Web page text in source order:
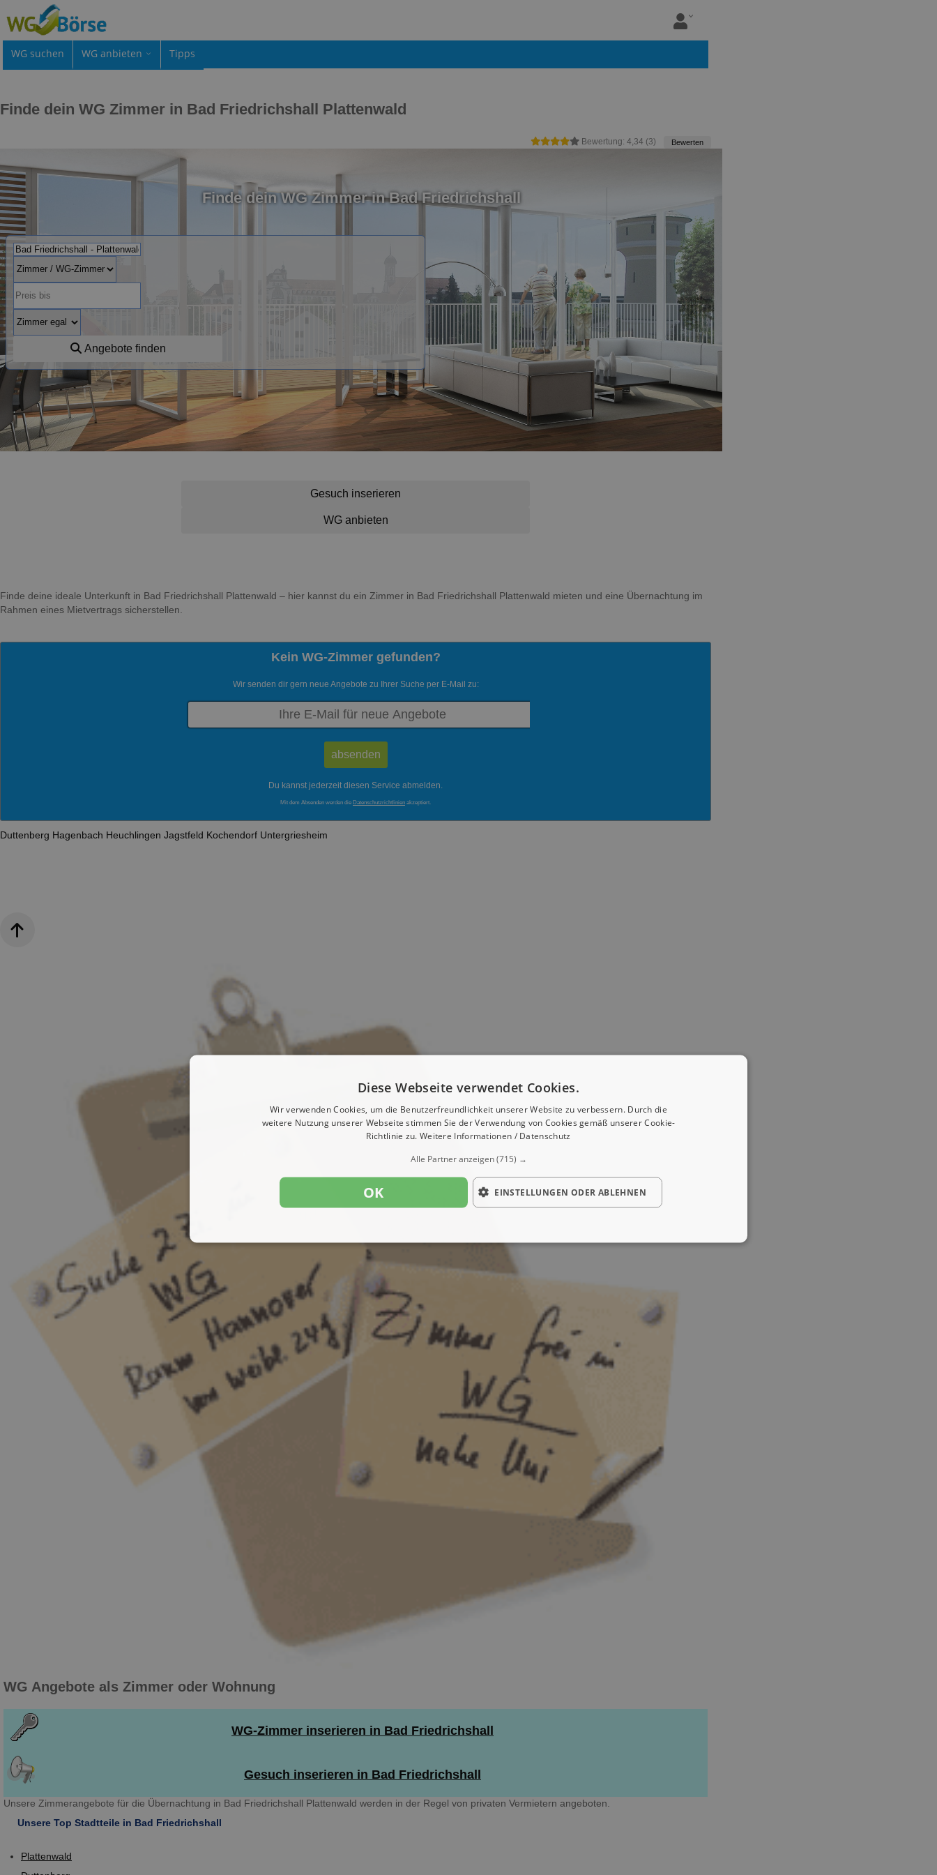
WG suchen WG anbieten Tipps
Finde dein WG Zimmer in Bad Friedrichshall Plattenwald
Bewertung: 4,34 (3) Bewerten
Finde dein WG Zimmer in Bad Friedrichshall
Angebote finden
Gesuch inserieren
WG anbieten
Finde deine ideale Unterkunft in Bad Friedrichshall Plattenwald – hier kannst du ein Zimmer in Bad Friedrichshall Plattenwald mieten und eine Übernachtung im
Rahmen eines Mietvertrags sicherstellen.
Kein WG-Zimmer gefunden?
Wir senden dir gern neue Angebote zu Ihrer Suche per E-Mail zu:
Du kannst jederzeit diesen Service abmelden.
Mit dem Absenden werden die Datenschutzrichtlinien akzeptiert.
Duttenberg Hagenbach Heuchlingen Jagstfeld Kochendorf Untergriesheim
WG Angebote als Zimmer oder Wohnung
WG-Zimmer inserieren in Bad Friedrichshall
Gesuch inserieren in Bad Friedrichshall
Unsere Zimmerangebote für die Übernachtung in Bad Friedrichshall Plattenwald werden in der Regel von privaten Vermietern angeboten.
Unsere Top Stadtteile in Bad Friedrichshall
Plattenwald
Diese Webseite verwendet Cookies.
Wir verwenden Cookies, um die Benutzerfreundlichkeit unserer Website zu verbessern. Durch die
weitere Nutzung unserer Webseite stimmen Sie der Verwendung von Cookies gemäß unserer Cookie-
Richtlinie zu. Weitere Informationen / Datenschutz
Alle Partner anzeigen(715) →
OK EINSTELLUNGEN ODER ABLEHNEN